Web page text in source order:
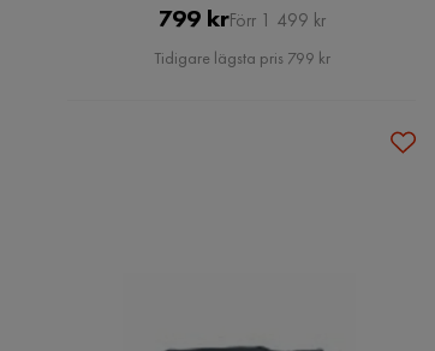
Pris
799 kr Original
Pris
Förr 1 499 kr
Tidigare lägsta pris 799 kr